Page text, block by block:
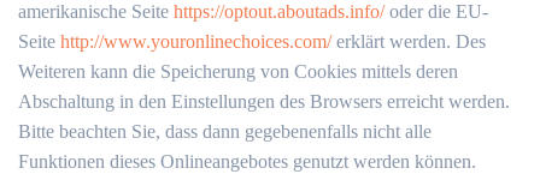
amerikanische Seite https://optout.aboutads.info/oder die EU-
Seite http://www.youronlinechoices.com/erklärt werden. Des
Weiteren kann die Speicherung von Cookies mittels deren
Abschaltung in den Einstellungen des Browsers erreicht werden.
Bitte beachten Sie, dass dann gegebenenfalls nicht alle
Funktionen dieses Onlineangebotes genutzt werden können.